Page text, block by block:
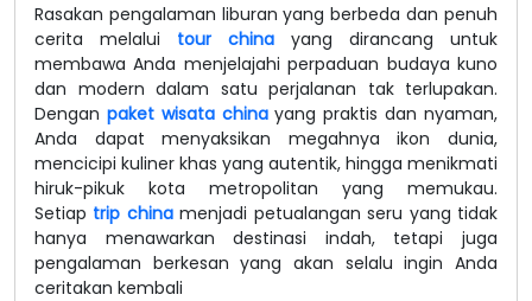
Rasakan pengalaman liburan yang berbeda dan penuh
cerita melalui tour china yang dirancang untuk
membawa Anda menjelajahi perpaduan budaya kuno
dan modern dalam satu perjalanan tak terlupakan.
Dengan paket wisata chinayang praktis dan nyaman,
Anda dapat menyaksikan megahnya ikon dunia,
mencicipi kuliner khas yang autentik, hingga menikmati
hiruk-pikuk kota metropolitan yang memukau.
Setiap trip chinamenjadi petualangan seru yang tidak
hanya menawarkan destinasi indah, tetapi juga
pengalaman berkesan yang akan selalu ingin Anda
ceritakan kembali